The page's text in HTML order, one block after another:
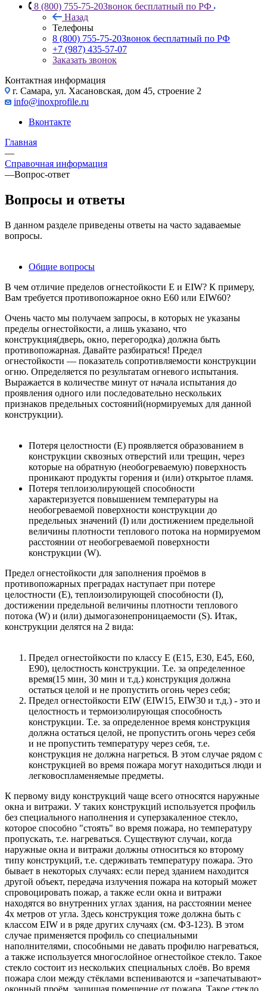
8 (800) 755-75-20Звонок бесплатный по РФ
Назад
Телефоны
8 (800) 755-75-20Звонок бесплатный по РФ
+7 (987) 435-57-07
Заказать звонок
Контактная информация
г. Самара, ул. Хасановская, дом 45, строение 2
info@inoxprofile.ru
Вконтакте
Главная
—
Справочная информация
—Вопрос-ответ
Вопросы и ответы
В данном разделе приведены ответы на часто задаваемые
вопросы.
Общие вопросы
В чем отличие пределов огнестойкости E и EIW? К примеру,
Вам требуется противопожарное окно Е60 или EIW60?
Очень часто мы получаем запросы, в которых не указаны
пределы огнестойкости, а лишь указано, что
конструкция(дверь, окно, перегородка) должна быть
противопожарная. Давайте разбираться! Предел
огнестойкости — показатель сопротивляемости конструкции
огню. Определяется по результатам огневого испытания.
Выражается в количестве минут от начала испытания до
проявления одного или последовательно нескольких
признаков предельных состояний(нормируемых для данной
конструкции).
Потеря целостности (E) проявляется образованием в
конструкции сквозных отверстий или трещин, через
которые на обратную (необогреваемую) поверхность
проникают продукты горения и (или) открытое пламя.
Потеря теплоизолирующей способности
характеризуется повышением температуры на
необогреваемой поверхности конструкции до
предельных значений (I) или достижением предельной
величины плотности теплового потока на нормируемом
расстоянии от необогреваемой поверхности
конструкции (W).
Предел огнестойкости для заполнения проёмов в
противопожарных преградах наступает при потере
целостности (Е), теплоизолирующей способности (I),
достижении предельной величины плотности теплового
потока (W) и (или) дымогазонепроницаемости (S). Итак,
конструкции делятся на 2 вида:
Предел огнестойкости по классу Е (Е15, Е30, Е45, Е60,
Е90), целостность конструкции. Т.е. за определенное
время(15 мин, 30 мин и т.д.) конструкция должна
остаться целой и не пропустить огонь через себя;
Предел огнестойкости EIW (EIW15, EIW30 и т.д.) - это и
целостность и термоизолирующая способность
конструкции. Т.е. за определенное время конструкция
должна остаться целой, не пропустить огонь через себя
и не пропустить температуру через себя, т.е.
конструкция не должна нагреться. В этом случае рядом с
конструкцией во время пожара могут находиться люди и
легковоспламеняемые предметы.
К первому виду конструкций чаще всего относятся наружные
окна и витражи. У таких конструкций используется профиль
без специального наполнения и суперзакаленное стекло,
которое способно "стоять" во время пожара, но температуру
пропускать, т.е. нагреваться. Существуют случаи, когда
наружные окна и витражи должны относиться ко второму
типу конструкций, т.е. сдерживать температуру пожара. Это
бывает в некоторых случаях: если перед зданием находится
другой объект, передача излучения пожара на который может
спровоцировать пожар, а также если окна и витражи
находятся во внутренних углах здания, на расстоянии менее
4х метров от угла. Здесь конструкция тоже должна быть с
классом ЕIW и в ряде других случаях (см. ФЗ-123). В этом
случае применяется профиль со специальными
наполнителями, способными не давать профилю нагреваться,
а также используется многослойное огнестойкое стекло. Такое
стекло состоит из нескольких специальных слоёв. Во время
пожара слои между стёклами вспениваются и «запечатывают»
оконный проём, защищая помещение от пожара. Такое стекло